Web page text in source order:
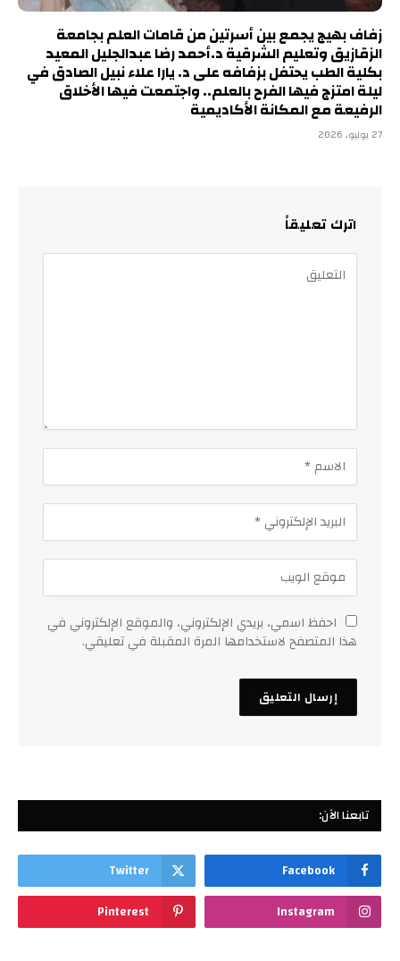
زفاف بهيج يجمع بين أسرتين من قامات العلم بجامعة
الزقازيق وتعليم الشرقية د.أحمد رضا عبدالجليل المعيد
بكلية الطب يحتفل بزفافه على د. يارا علاء نبيل الصادق في
ليلة امتزج فيها الفرح بالعلم.. واجتمعت فيها الأخلاق
الرفيعة مع المكانة الأكاديمية
27 يوليو، 2026
اترك تعليقاً
احفظ اسمي، بريدي الإلكتروني، والموقع الإلكتروني في
هذا المتصفح لاستخدامها المرة المقبلة في تعليقي.
تابعنا الآن:
Facebook
Twitter
Instagram
Pinterest